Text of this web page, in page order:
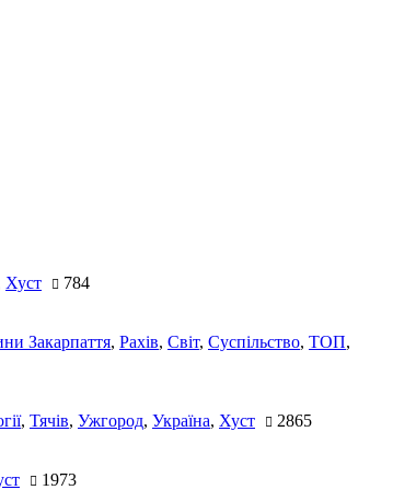
Хуст 784
Закарпаття, Рахів, Світ, Суспільство, ТОП,
, Тячів, Ужгород, Україна, Хуст 2865
1973